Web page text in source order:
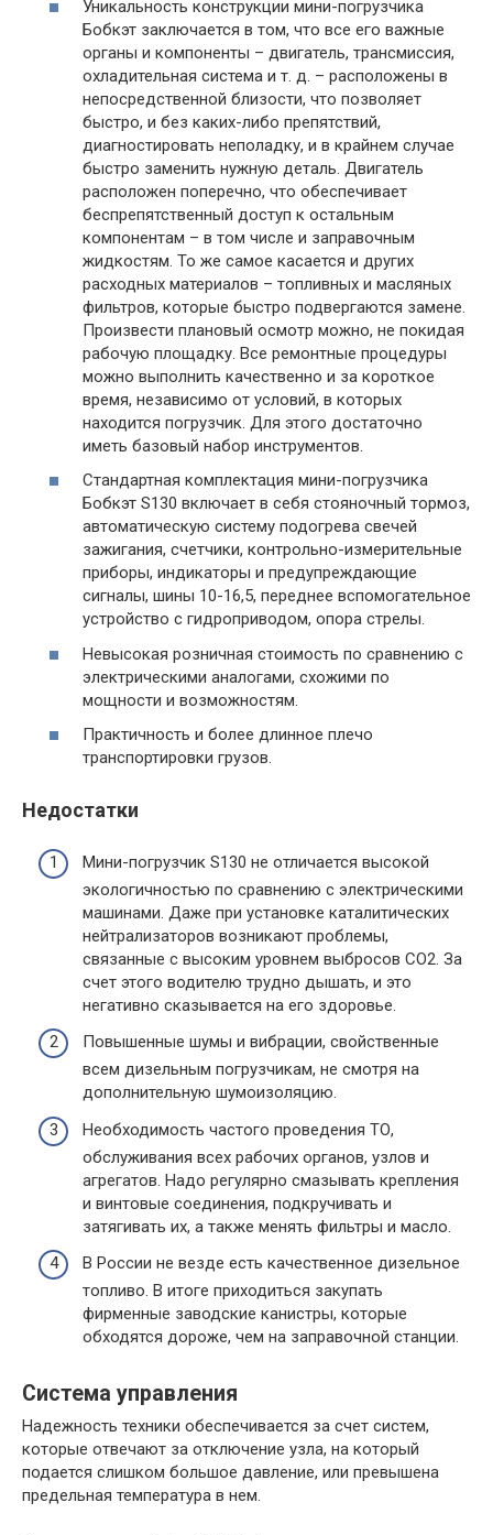
Уникальность конструкции мини-погрузчика
Бобкэт заключается в том, что все его важные
органы и компоненты – двигатель, трансмиссия,
охладительная система и т. д. – расположены в
непосредственной близости, что позволяет
быстро, и без каких-либо препятствий,
диагностировать неполадку, и в крайнем случае
быстро заменить нужную деталь. Двигатель
расположен поперечно, что обеспечивает
беспрепятственный доступ к остальным
компонентам – в том числе и заправочным
жидкостям. То же самое касается и других
расходных материалов – топливных и масляных
фильтров, которые быстро подвергаются замене.
Произвести плановый осмотр можно, не покидая
рабочую площадку. Все ремонтные процедуры
можно выполнить качественно и за короткое
время, независимо от условий, в которых
находится погрузчик. Для этого достаточно
иметь базовый набор инструментов.
Стандартная комплектация мини-погрузчика
Бобкэт S130 включает в себя стояночный тормоз,
автоматическую систему подогрева свечей
зажигания, счетчики, контрольно-измерительные
приборы, индикаторы и предупреждающие
сигналы, шины 10-16,5, переднее вспомогательное
устройство с гидроприводом, опора стрелы.
Невысокая розничная стоимость по сравнению с
электрическими аналогами, схожими по
мощности и возможностям.
Практичность и более длинное плечо
транспортировки грузов.
Недостатки
Мини-погрузчик S130 не отличается высокой
экологичностью по сравнению с электрическими
машинами. Даже при установке каталитических
нейтрализаторов возникают проблемы,
связанные с высоким уровнем выбросов СО2. За
счет этого водителю трудно дышать, и это
негативно сказывается на его здоровье.
Повышенные шумы и вибрации, свойственные
всем дизельным погрузчикам, не смотря на
дополнительную шумоизоляцию.
Необходимость частого проведения ТО,
обслуживания всех рабочих органов, узлов и
агрегатов. Надо регулярно смазывать крепления
и винтовые соединения, подкручивать и
затягивать их, а также менять фильтры и масло.
В России не везде есть качественное дизельное
топливо. В итоге приходиться закупать
фирменные заводские канистры, которые
обходятся дороже, чем на заправочной станции.
Система управления
Надежность техники обеспечивается за счет систем,
которые отвечают за отключение узла, на который
подается слишком большое давление, или превышена
предельная температура в нем.